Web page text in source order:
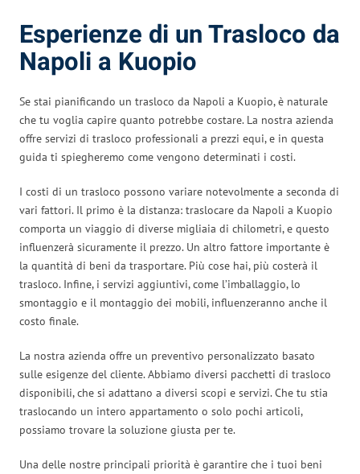
Esperienze di un Trasloco da
Napoli a Kuopio
Se stai pianificando un trasloco da Napoli a Kuopio, è naturale
che tu voglia capire quanto potrebbe costare. La nostra azienda
offre servizi di trasloco professionali a prezzi equi, e in questa
guida ti spiegheremo come vengono determinati i costi.
I costi di un trasloco possono variare notevolmente a seconda di
vari fattori. Il primo è la distanza: traslocare da Napoli a Kuopio
comporta un viaggio di diverse migliaia di chilometri, e questo
influenzerà sicuramente il prezzo. Un altro fattore importante è
la quantità di beni da trasportare. Più cose hai, più costerà il
trasloco. Infine, i servizi aggiuntivi, come l’imballaggio, lo
smontaggio e il montaggio dei mobili, influenzeranno anche il
costo finale.
La nostra azienda offre un preventivo personalizzato basato
sulle esigenze del cliente. Abbiamo diversi pacchetti di trasloco
disponibili, che si adattano a diversi scopi e servizi. Che tu stia
traslocando un intero appartamento o solo pochi articoli,
possiamo trovare la soluzione giusta per te.
Una delle nostre principali priorità è garantire che i tuoi beni